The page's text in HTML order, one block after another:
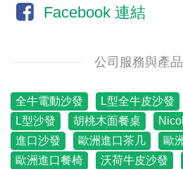
Facebook 連結
公司服務與產
全牛電動沙發 L型全牛皮沙發
L型沙發
胡桃木面餐桌
進口沙發
歐洲進口茶几
歐
歐洲進口餐椅
沃荷牛皮沙發